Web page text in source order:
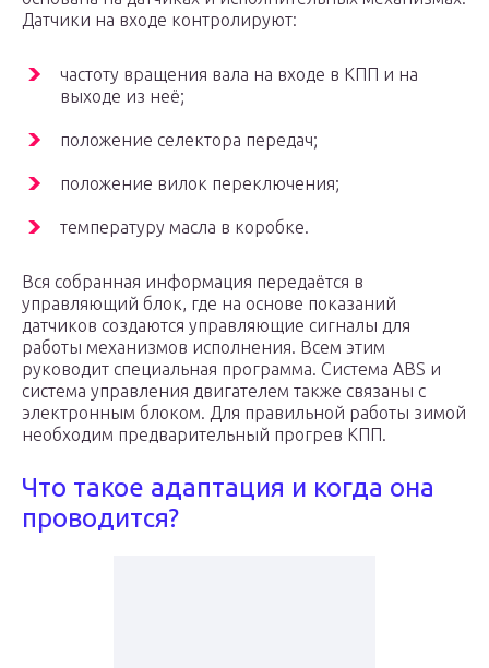
Датчики на входе контролируют:
частоту вращения вала на входе в КПП и на
выходе из неё;
положение селектора передач;
положение вилок переключения;
температуру масла в коробке.
Вся собранная информация передаётся в
управляющий блок, где на основе показаний
датчиков создаются управляющие сигналы для
работы механизмов исполнения. Всем этим
руководит специальная программа. Система АВS и
система управления двигателем также связаны с
электронным блоком. Для правильной работы зимой
необходим предварительный прогрев КПП.
Что такое адаптация и когда она
проводится?